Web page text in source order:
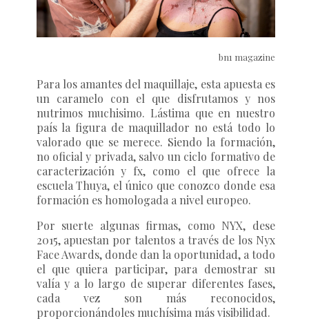
bn1 magazine
Para los amantes del maquillaje, esta apuesta es
un caramelo con el que disfrutamos y nos
nutrimos muchisimo. Lástima que en nuestro
país la figura de maquillador no está todo lo
valorado que se merece. Siendo la formación,
no oficial y privada, salvo un ciclo formativo de
caracterización y fx, como el que ofrece la
escuela Thuya, el único que conozco donde esa
formación es homologada a nivel europeo.
Por suerte algunas firmas, como NYX, dese
2015, apuestan por talentos a través de los Nyx
Face Awards, donde dan la oportunidad, a todo
el que quiera participar, para demostrar su
valía y a lo largo de superar diferentes fases,
cada vez son más reconocidos,
proporcionándoles muchísima más visibilidad.